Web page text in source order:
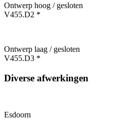
Ontwerp hoog / gesloten
V455.D2 *
Ontwerp laag / gesloten
V455.D3 *
Diverse afwerkingen
Esdoorn